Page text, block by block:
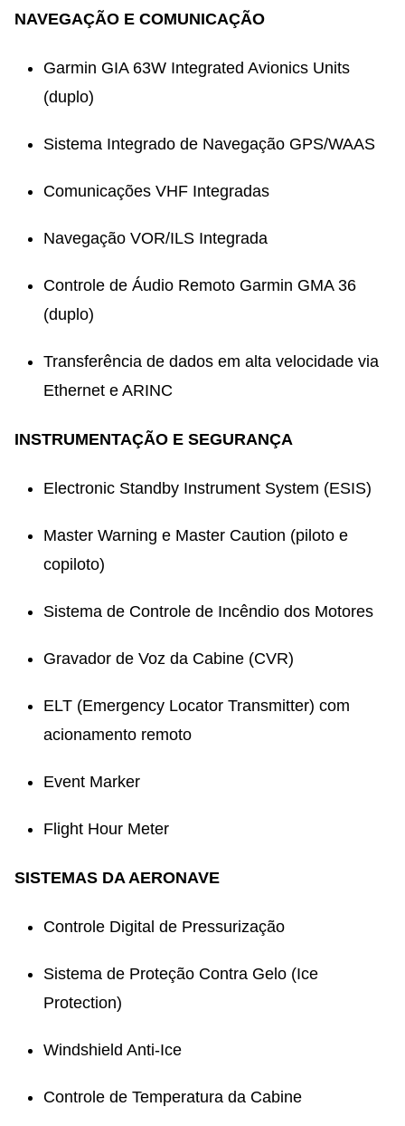
NAVEGAÇÃO E COMUNICAÇÃO
Garmin GIA 63W Integrated Avionics Units
(duplo)
Sistema Integrado de Navegação GPS/WAAS
Comunicações VHF Integradas
Navegação VOR/ILS Integrada
Controle de Áudio Remoto Garmin GMA 36
(duplo)
Transferência de dados em alta velocidade via
Ethernet e ARINC
INSTRUMENTAÇÃO E SEGURANÇA
Electronic Standby Instrument System (ESIS)
Master Warning e Master Caution (piloto e
copiloto)
Sistema de Controle de Incêndio dos Motores
Gravador de Voz da Cabine (CVR)
ELT (Emergency Locator Transmitter) com
acionamento remoto
Event Marker
Flight Hour Meter
SISTEMAS DA AERONAVE
Controle Digital de Pressurização
Sistema de Proteção Contra Gelo (Ice
Protection)
Windshield Anti-Ice
Controle de Temperatura da Cabine